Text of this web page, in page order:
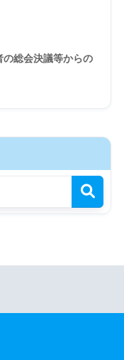
の総会決議等からの